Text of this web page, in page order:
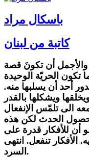
باسكال مراد
كاتبة من لبنان
أن تكونَ قصة
تكون الحريّة الوحيدة
أحد أن يسلبها منه.
ويشكلها بالقدر
الى تلمّس الإنفعال
الحدث لكن هذه
أن للأفكار قدرة على
الأفكار تنفعل. انتهى
السرد.